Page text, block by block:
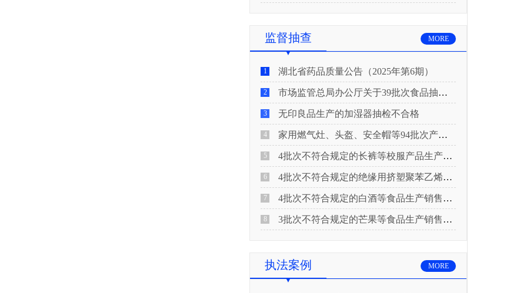
监督抽查 MORE
1 湖北省药品质量公告（2025年第6期）
2 市场监管总局办公厅关于39批次食品抽检不合格情况的通报
3 无印良品生产的加湿器抽检不合格
4 家用燃气灶、头盔、安全帽等94批次产品抽查不合格！
5 4批次不符合规定的长裤等校服产品生产销售企业被济南市市场监管局通报！
6 4批次不符合规定的绝缘用挤塑聚苯乙烯泡沫板（XPS）等产品生产销售企业被广元市市场监督管理局通报！
7 4批次不符合规定的白酒等食品生产销售企业被重庆市市场监督管理局通告！
8 3批次不符合规定的芒果等食品生产销售企业被长治市屯留区市场监督管理局公告！
执法案例 MORE